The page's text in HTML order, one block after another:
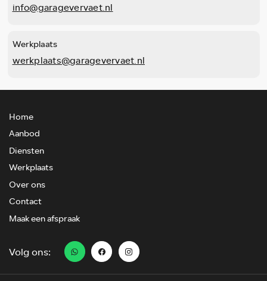
info@garagevervaet.nl
Werkplaats
werkplaats@garagevervaet.nl
Home
Aanbod
Diensten
Werkplaats
Over ons
Contact
Maak een afspraak
Volg ons: